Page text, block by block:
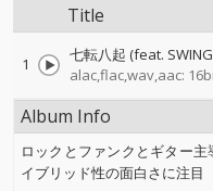
Title
1
七転八起 (feat.
alac,flac,wav,aac:
Album Info
ロックとファンクとギター
イブリッド性の面白さに注目